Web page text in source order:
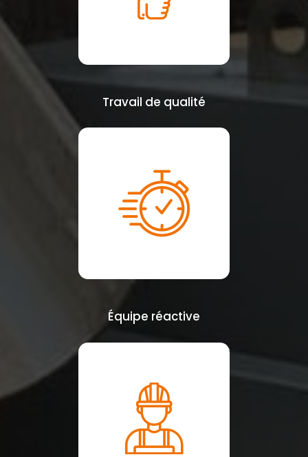
Travail de qualité
Équipe réactive